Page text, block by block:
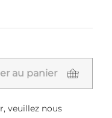
au panier
veuillez nous